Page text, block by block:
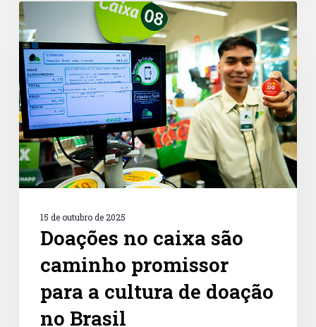
Doações
no
caixa
são
caminho
promissor
para
a
cultura
de
doação
no
15 de outubro de 2025
Doações no caixa são
caminho promissor
para a cultura de doação
no Brasil